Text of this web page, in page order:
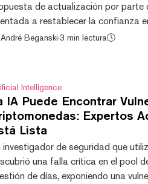
de actualización por parte
a restablecer la confianza
Zcash (ZEC) se desplomó a
André Beganski·3 min lectura
Intelligence
IA Puede Encontrar
Expertos
Lista
investigador de seguridad que
una falla crítica en el pool
de días, exponiendo una